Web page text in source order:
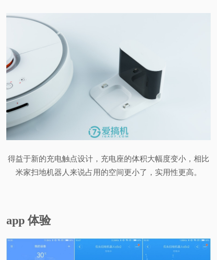
得益于新的充电触点设计，充电座的体积大幅度变小，相比
米家扫地机器人来说占用的空间更小了，实用性更高。
app 体验